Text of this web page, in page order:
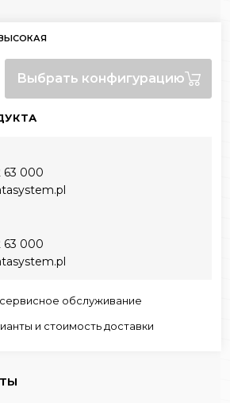
Выбрать конфигурацию
63 000‬
63 000‬
обслуживание
и стоимость доставки